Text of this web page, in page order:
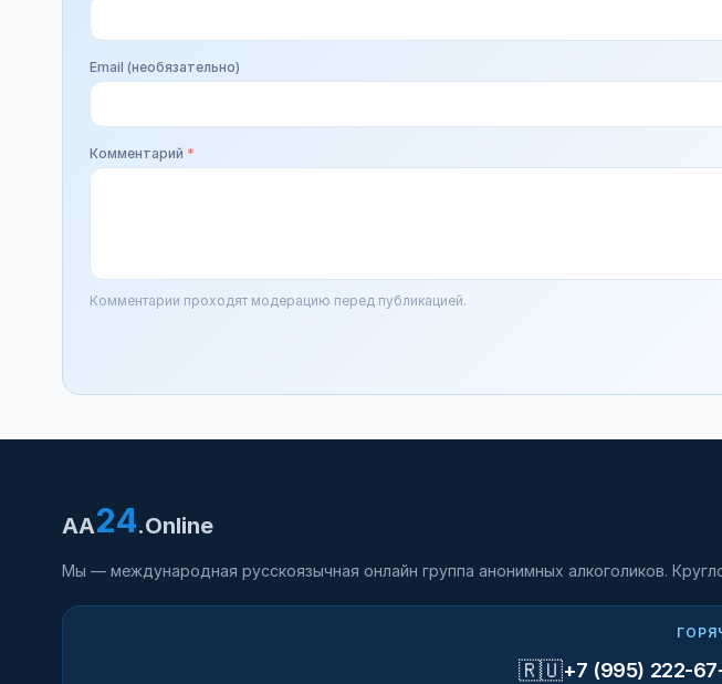
Email (необязательно)
Комментарий *
Комментарии проходят модерацию перед публикацией.
AA24.Online
Мы — международная русскоязычная онлайн группа анонимных алкоголиков.
🇷🇺+7 (995) 222-